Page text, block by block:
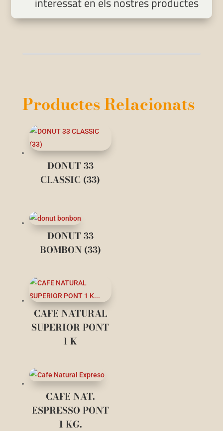
Productes Relacionats
DONUT 33
CLASSIC (33)
DONUT 33
BOMBON (33)
CAFE NATURAL
SUPERIOR PONT
1 K
CAFE NAT.
ESPRESSO PONT
1 KG.